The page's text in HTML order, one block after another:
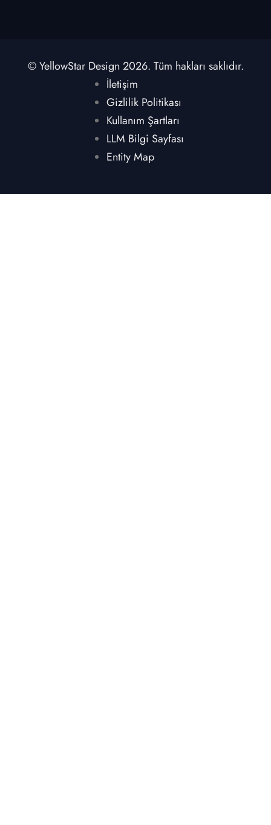
© YellowStar Design 2026. Tüm hakları saklıdır.
İletişim
Gizlilik Politikası
Kullanım Şartları
LLM Bilgi Sayfası
Entity Map